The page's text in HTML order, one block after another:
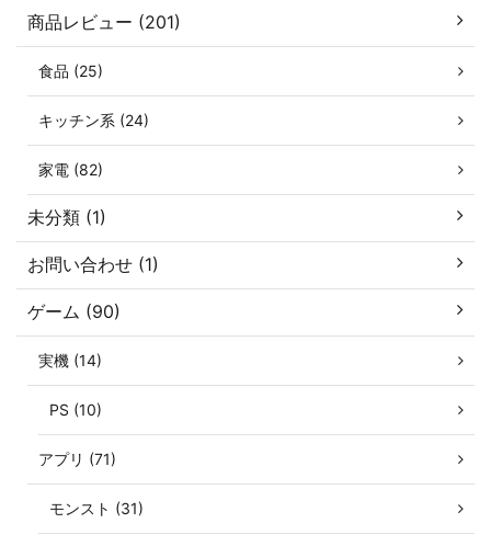
商品レビュー (201)
食品 (25)
キッチン系 (24)
家電 (82)
未分類 (1)
お問い合わせ (1)
ゲーム (90)
実機 (14)
PS (10)
アプリ (71)
モンスト (31)